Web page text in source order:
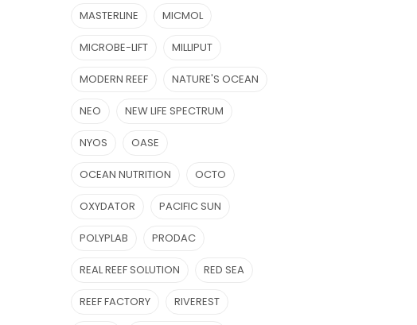
MASTERLINE MICMOL
MICROBE-LIFT MILLIPUT
MODERN REEF NATURE'S OCEAN
NEO NEW LIFE SPECTRUM
NYOS OASE
OCEAN NUTRITION OCTO
OXYDATOR PACIFIC SUN
POLYPLAB PRODAC
REAL REEF SOLUTION RED SEA
REEF FACTORY RIVEREST